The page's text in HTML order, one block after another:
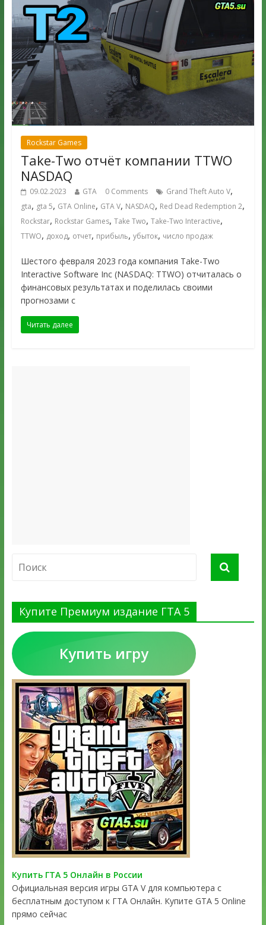
Rockstar Games
Take-Two отчёт компании TTWO
NASDAQ
09.02.2023 GTA 0 Comments Grand Theft Auto V,
gta, gta 5, GTA Online, GTA V, NASDAQ, Red Dead Redemption 2,
Rockstar, Rockstar Games, Take Two, Take-Two Interactive,
TTWO, доход, отчет, прибыль, убыток, число продаж
Шестого февраля 2023 года компания Take-Two
Interactive Software Inc (NASDAQ: TTWO) отчиталась о
финансовых результатах и поделилась своими
прогнозами с
Читать далее
Купите Премиум издание ГТА 5
Купить игру
Купить ГТА 5 Онлайн в России
Официальная версия игры GTA V для компьютера с
бесплатным доступом к ГТА Онлайн. Купите GTA 5 Online
прямо сейчас